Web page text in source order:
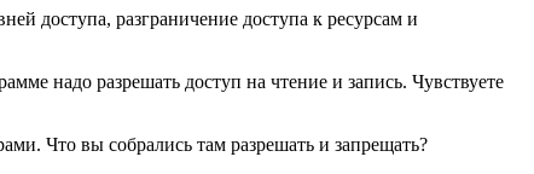
доступа, разграничение доступа к ресурсам и
надо разрешать доступ на чтение и запись. Чувствуете
Что вы собрались там разрешать и запрещать?